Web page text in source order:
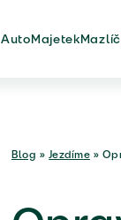
AutoMajetek
Blog » Jezdíme »